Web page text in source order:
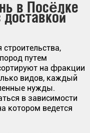
в Посёлке
путем
на фракции
видов, каждый
нужды.
в зависимости
котором ведется